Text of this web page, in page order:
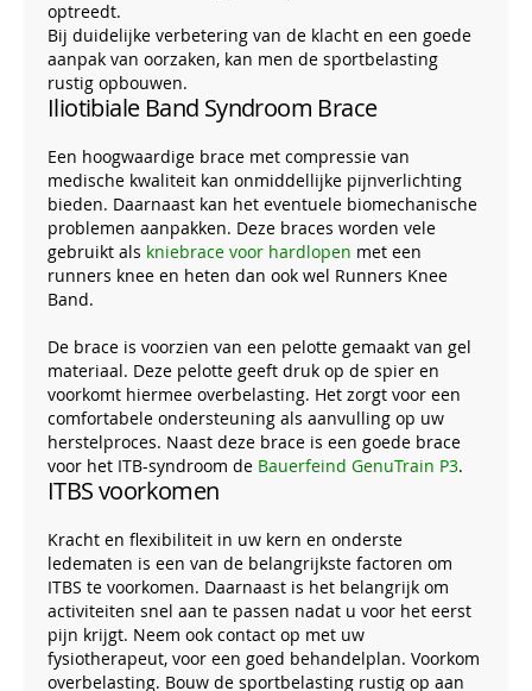
optreedt.
Bij duidelijke verbetering van de klacht en een goede
aanpak van oorzaken, kan men de sportbelasting
rustig opbouwen.
Iliotibiale Band Syndroom Brace
Een hoogwaardige brace met compressie van
medische kwaliteit kan onmiddellijke pijnverlichting
bieden. Daarnaast kan het eventuele biomechanische
problemen aanpakken. Deze braces worden vele
gebruikt als kniebrace voor hardlopen met een
runners knee en heten dan ook wel Runners Knee
Band.
De brace is voorzien van een pelotte gemaakt van gel
materiaal. Deze pelotte geeft druk op de spier en
voorkomt hiermee overbelasting. Het zorgt voor een
comfortabele ondersteuning als aanvulling op uw
herstelproces. Naast deze brace is een goede brace
voor het ITB-syndroom de Bauerfeind GenuTrain P3.
ITBS voorkomen
Kracht en flexibiliteit in uw kern en onderste
ledematen is een van de belangrijkste factoren om
ITBS te voorkomen. Daarnaast is het belangrijk om
activiteiten snel aan te passen nadat u voor het eerst
pijn krijgt. Neem ook contact op met uw
fysiotherapeut, voor een goed behandelplan. Voorkom
overbelasting. Bouw de sportbelasting rustig op aan